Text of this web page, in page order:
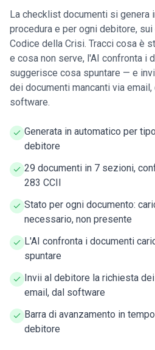
La checklist documenti si genera
procedura e per ogni debitore,
Codice della Crisi. Tracci cosa è
e cosa non serve, l'AI confronta i
suggerisce cosa spuntare — e
dei documenti mancanti via
software.
Generata in automatico per
debitore
29 documenti in 7 sezioni,
283 CCII
Stato per ogni documento:
necessario, non presente
L'AI confronta i documenti
spuntare
Invii al debitore la richiesta
email, dal software
Barra di avanzamento in
debitore